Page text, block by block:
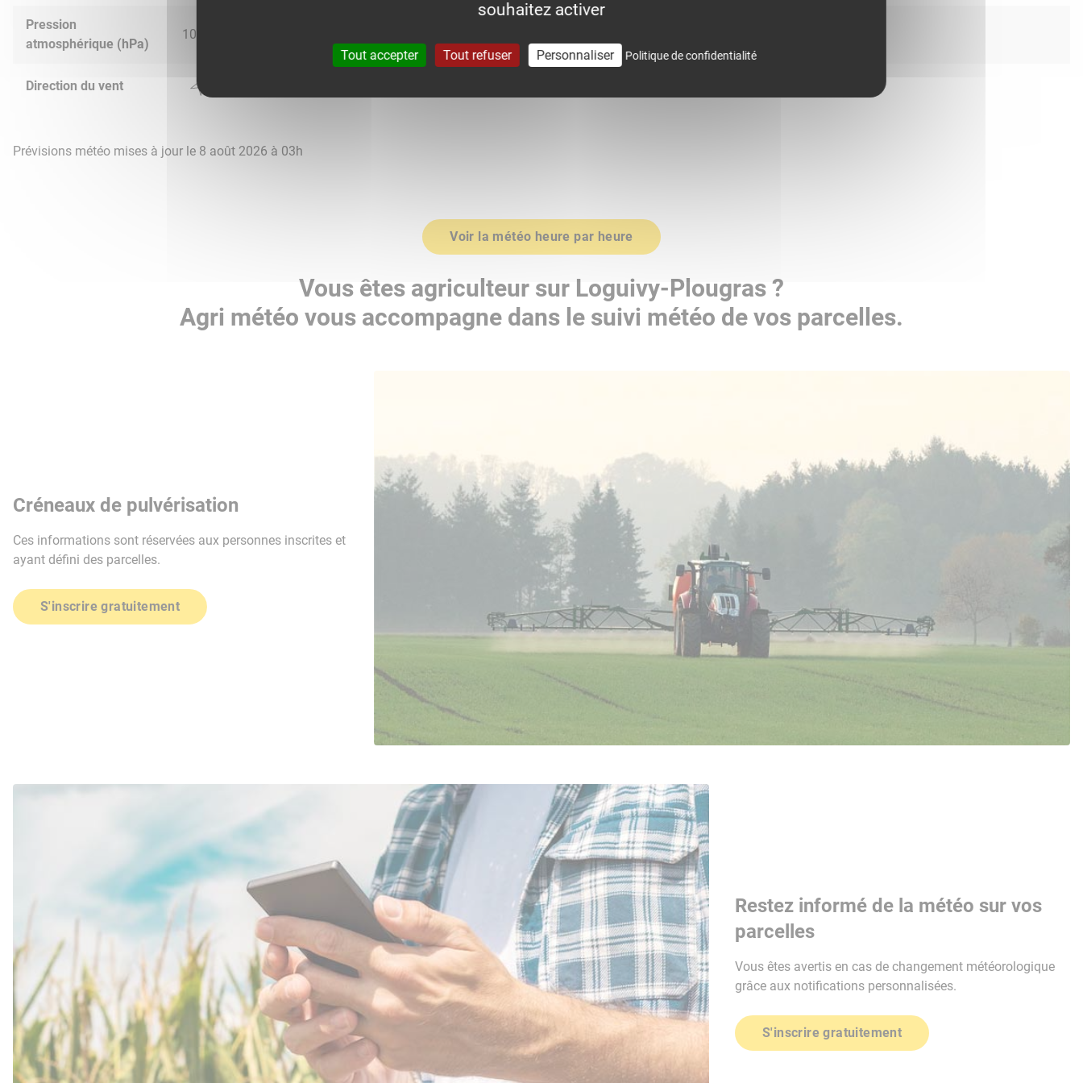
Pression
atmosphérique (hPa)
1024.0
Direction du vent
Prévisions météo mises à jour le 8 août 2026 à 03h
Voir la météo heure par heure
Vous êtes agriculteur sur Loguivy-Plougras ?
Agri météo vous accompagne dans le suivi météo de vos parcelles.
Créneaux de pulvérisation
Ces informations sont réservées aux personnes inscrites et
ayant défini des parcelles.
S'inscrire gratuitement
Restez informé de la météo sur vos
parcelles
Vous êtes avertis en cas de changement météorologique
grâce aux notifications personnalisées.
S'inscrire gratuitement
souhaitez activer
Tout accepter Tout refuser Personnaliser Politique de confidentialité